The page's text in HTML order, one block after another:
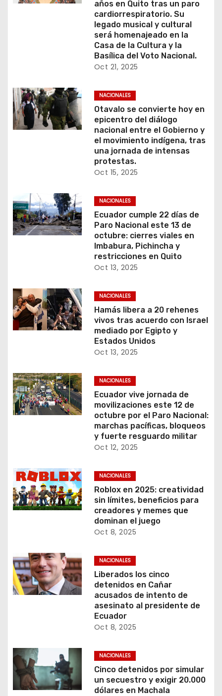
años en Quito tras un paro
cardiorrespiratorio. Su
legado musical y cultural
será homenajeado en la
Casa de la Cultura y la
Basílica del Voto Nacional.
Oct 21, 2025
NACIONALES
Otavalo se convierte hoy en
epicentro del diálogo
nacional entre el Gobierno y
el movimiento indígena, tras
una jornada de intensas
protestas.
Oct 15, 2025
NACIONALES
Ecuador cumple 22 días de
Paro Nacional este 13 de
octubre: cierres viales en
Imbabura, Pichincha y
restricciones en Quito
Oct 13, 2025
NACIONALES
Hamás libera a 20 rehenes
vivos tras acuerdo con Israel
mediado por Egipto y
Estados Unidos
Oct 13, 2025
NACIONALES
Ecuador vive jornada de
movilizaciones este 12 de
octubre por el Paro Nacional:
marchas pacíficas, bloqueos
y fuerte resguardo militar
Oct 12, 2025
NACIONALES
Roblox en 2025: creatividad
sin límites, beneficios para
creadores y memes que
dominan el juego
Oct 8, 2025
NACIONALES
Liberados los cinco
detenidos en Cañar
acusados de intento de
asesinato al presidente de
Ecuador
Oct 8, 2025
NACIONALES
Cinco detenidos por simular
un secuestro y exigir 20.000
dólares en Machala